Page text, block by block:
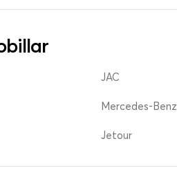
JAC
Mercedes-Benz
Jetour